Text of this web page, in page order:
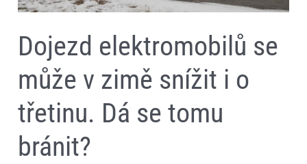
Dojezd elektromobilů se
může v zimě snížit i o
třetinu. Dá se tomu
bránit?